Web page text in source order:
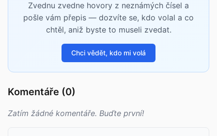
Zvednu zvedne hovory z neznámých čísel a
pošle vám přepis — dozvíte se, kdo volal a co
chtěl, aniž byste to museli zvedat.
Chci vědět, kdo mi volá
Komentáře (0)
Zatím žádné komentáře. Buďte první!